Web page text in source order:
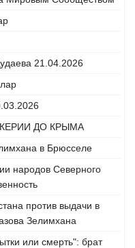
21.04.2026
ДО КРЫМА
в Брюсселе
народов Северного
против выдачи в
Зелимхана
или смерть": брат